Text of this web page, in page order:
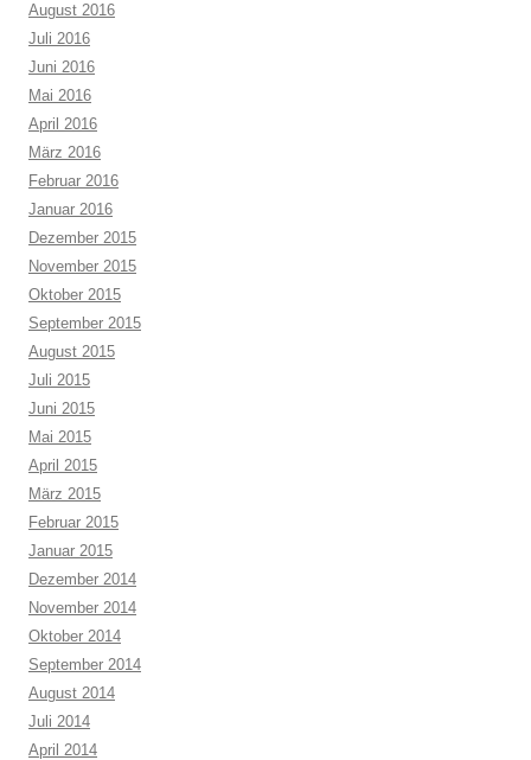
August 2016
Juli 2016
Juni 2016
Mai 2016
April 2016
März 2016
Februar 2016
Januar 2016
Dezember 2015
November 2015
Oktober 2015
September 2015
August 2015
Juli 2015
Juni 2015
Mai 2015
April 2015
März 2015
Februar 2015
Januar 2015
Dezember 2014
November 2014
Oktober 2014
September 2014
August 2014
Juli 2014
April 2014